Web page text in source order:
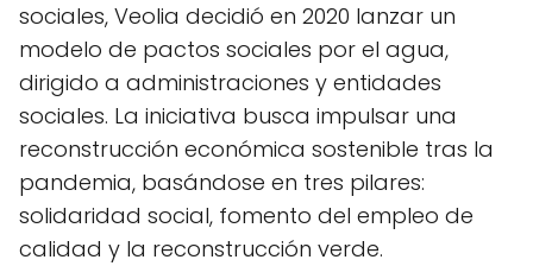
sociales, Veolia decidió en 2020 lanzar un
modelo de pactos sociales por el agua,
dirigido a administraciones y entidades
sociales. La iniciativa busca impulsar una
reconstrucción económica sostenible tras la
pandemia, basándose en tres pilares:
solidaridad social, fomento del empleo de
calidad y la reconstrucción verde.